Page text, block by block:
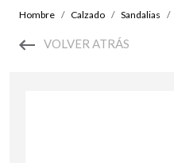
Hombre Calzado Sandalias
VOLVER ATRÁS